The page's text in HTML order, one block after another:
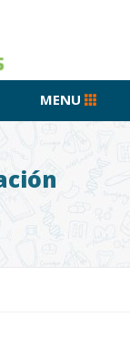
MENU